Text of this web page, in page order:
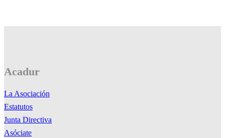
Acadur
La Asociación
Estatutos
Junta Directiva
Asóciate